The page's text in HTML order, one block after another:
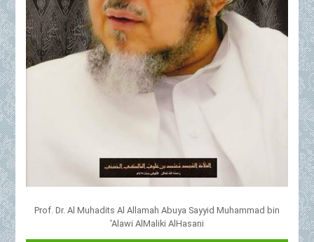
Prof. Dr. Al Muhadits Al Allamah Abuya Sayyid Muhammad bin
'Alawi AlMaliki AlHasani